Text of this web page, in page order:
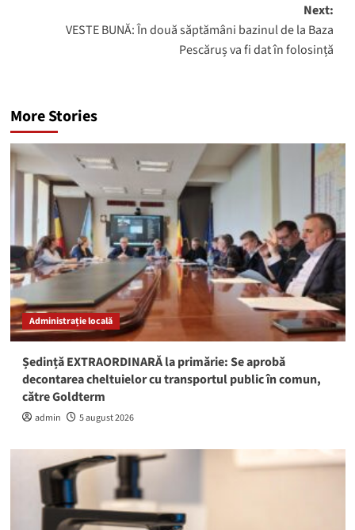
Next:
VESTE BUNĂ: În două săptămâni bazinul de la Baza
Pescăruș va fi dat în folosință
More Stories
Administrație locală
Ședință EXTRAORDINARĂ la primărie: Se aprobă
decontarea cheltuielor cu transportul public în comun,
către Goldterm
admin 5 august 2026